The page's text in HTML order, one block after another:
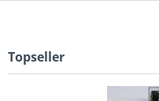
Topseller